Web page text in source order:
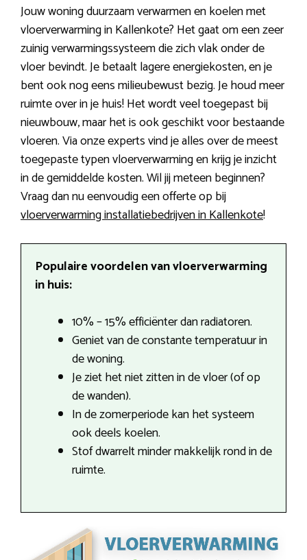
Jouw woning duurzaam verwarmen en koelen met
vloerverwarming in Kallenkote? Het gaat om een zeer
zuinig verwarmingssysteem die zich vlak onder de
vloer bevindt. Je betaalt lagere energiekosten, en je
bent ook nog eens milieubewust bezig. Je houd meer
ruimte over in je huis! Het wordt veel toegepast bij
nieuwbouw, maar het is ook geschikt voor bestaande
vloeren. Via onze experts vind je alles over de meest
toegepaste typen vloerverwarming en krijg je inzicht
in de gemiddelde kosten. Wil jij meteen beginnen?
Vraag dan nu eenvoudig een offerte op bij
vloerverwarming installatiebedrijven in Kallenkote!
Populaire voordelen van vloerverwarming
in huis:
10% – 15% efficiënter dan radiatoren.
Geniet van de constante temperatuur in
de woning.
Je ziet het niet zitten in de vloer (of op
de wanden).
In de zomerperiode kan het systeem
ook deels koelen.
Stof dwarrelt minder makkelijk rond in de
ruimte.